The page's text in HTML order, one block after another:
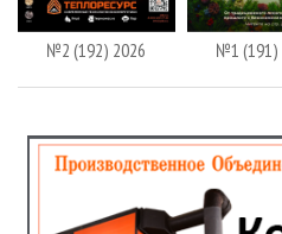
№2 (192) 2026 №1 (191)